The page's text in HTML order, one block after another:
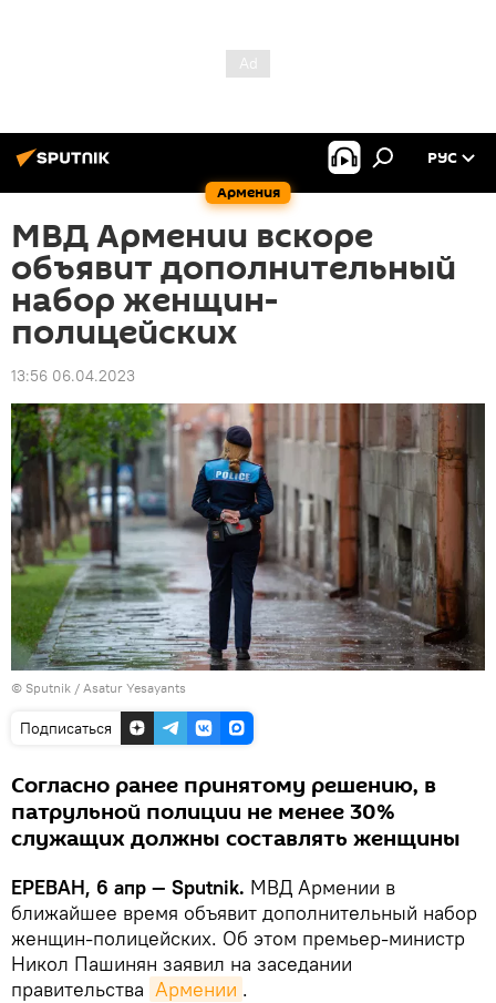
Армения
РУС
МВД Армении вскоре
объявит дополнительный
набор женщин-
полицейских
13:56 06.04.2023
© Sputnik / Asatur Yesayants
Подписаться
Согласно ранее принятому решению, в
патрульной полиции не менее 30%
служащих должны составлять женщины
ЕРЕВАН, 6 апр — Sputnik. МВД Армении в
ближайшее время объявит дополнительный набор
женщин-полицейских. Об этом премьер-министр
Никол Пашинян заявил на заседании
правительства Армении .